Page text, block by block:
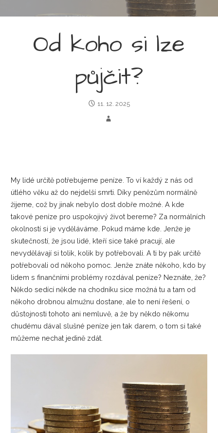
Od koho si lze
půjčit?
11. 12. 2025
My lidé určitě potřebujeme peníze. To ví každý z nás od
útlého věku až do nejdelší smrti. Díky penězům normálně
žijeme, což by jinak nebylo dost dobře možné. A kde
takové peníze pro uspokojivý život bereme? Za normálních
okolností si je vyděláváme. Pokud máme kde. Jenže je
skutečností, že jsou lidé, kteří sice také pracují, ale
nevydělávají si tolik, kolik by potřebovali. A ti by pak určitě
potřebovali od někoho pomoc.Jenže znáte někoho, kdo by
lidem s finančními problémy rozdával peníze? Neznáte, že?
Někdo sedící někde na chodníku sice možná tu a tam od
někoho drobnou almužnu dostane, ale to není řešení, o
důstojnosti tohoto ani nemluvě, a že by někdo někomu
chudému dával slušné peníze jen tak darem, o tom si také
můžeme nechat jedině zdát.